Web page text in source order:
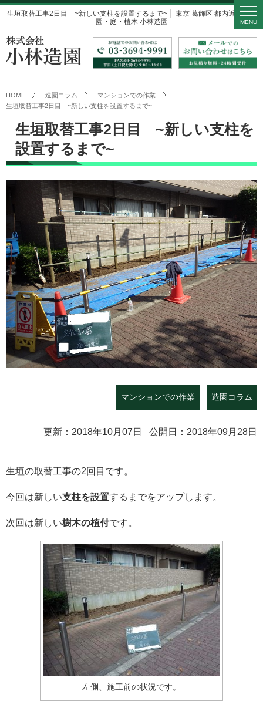
生垣取替工事2日目 ~新しい支柱を設置するまで~ │ 東京 葛飾区 都内近郊の造
園・庭・植木 小林造園
MENU
HOME 造園コラム
マンションでの作業
生垣取替工事2日目 ~新しい支柱を設置するまで~
生垣取替工事2日目 ~新しい支柱を
設置するまで~
マンションでの作業 造園コラム
更新：2018年10月07日 公開日：2018年09月28日
生垣の取替工事の2回目です。
今回は新しい支柱を設置するまでをアップします。
次回は新しい樹木の植付です。
左側、施工前の状況です。